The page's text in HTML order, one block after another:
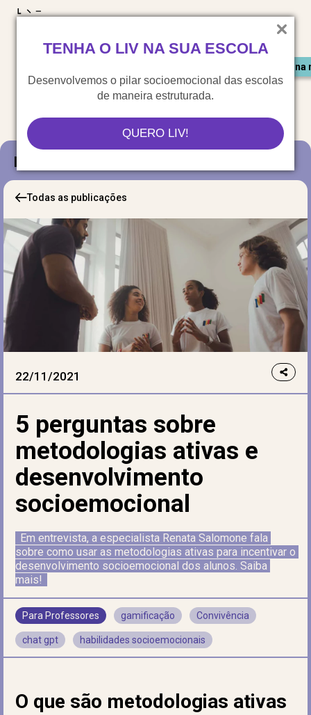
TENHA O LIV NA SUA ESCOLA
Desenvolvemos o pilar socioemocional das escolas
de maneira estruturada.
QUERO LIV!
Saiu
Blog
Todas as publicações
22/11/2021
5 perguntas sobre
metodologias ativas e
desenvolvimento
socioemocional
Em entrevista, a especialista Renata Salomone fala
sobre como usar as metodologias ativas para incentivar o
desenvolvimento socioemocional dos alunos. Saiba
mais!
Para Professores gamificação Convivência
chat gpt habilidades socioemocionais
O que são metodologias ativas